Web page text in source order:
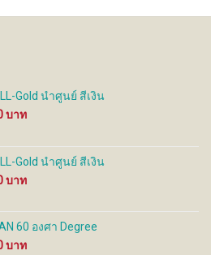
Gold นำศูนย์ สีเงิน
100 ฿
through
480 ฿
Gold นำศูนย์ สีเงิน
100 ฿
through
60 องศา Degree